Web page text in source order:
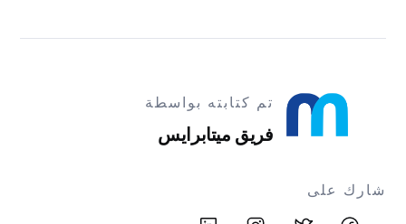
تم كتابته بواسطة
فريق ميتابرايس
شارك على